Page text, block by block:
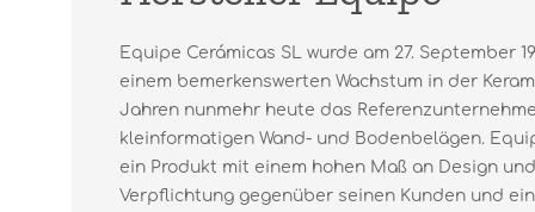
Equipe Cerámicas SL wurde am 27. September
einem bemerkenswerten Wachstum in der
Jahren nunmehr heute das
kleinformatigen Wand- und Bodenbelägen.
ein Produkt mit einem hohen Maß an Design
Verpflichtung gegenüber seinen Kunden und